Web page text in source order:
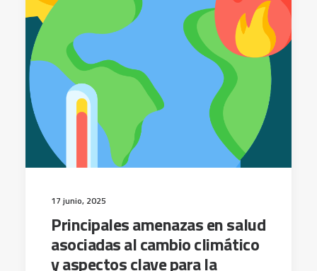
17 junio, 2025
Principales amenazas en salud
asociadas al cambio climático
y aspectos clave para la